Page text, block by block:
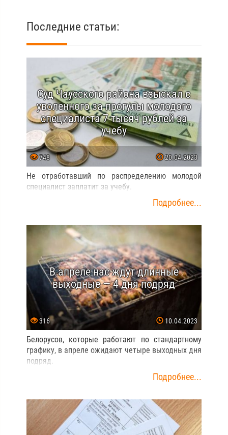
Последние статьи:
Суд Чаусского района взыскал с
уволенного за прогулы молодого
специалиста 7 тысяч рублей за
учебу
748 20.04.2023
Не отработавший по распределению молодой
специалист заплатит за учебу.
Подробнее...
В апреле нас ждут длинные
выходные — 4 дня подряд
316 10.04.2023
Белорусов, которые работают по стандартному
графику, в апреле ожидают четыре выходных дня
подряд.
Подробнее...